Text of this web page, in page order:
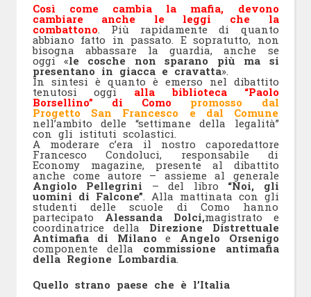
Così come cambia la mafia, devono
cambiare anche le leggi che la
combattono . Più rapidamente di quanto
abbiano fatto in passato. E sopratutto, non
bisogna abbassare la guardia, anche se
oggi «le cosche non sparano più ma si
presentano in giacca e cravatta».
In sintesi è quanto è emerso nel dibattito
tenutosi oggi alla biblioteca “Paolo
Borsellino” di Como promosso dal
Progetto San Francesco e dal Comune
nell’ambito delle “settimane della legalità”
con gli istituti scolastici.
A moderare c’era il nostro caporedattore
Francesco Condoluci, responsabile di
Economy magazine, presente al dibattito
anche come autore – assieme al generale
Angiolo Pellegrini – del libro “Noi, gli
uomini di Falcone” . Alla mattinata con gli
studenti delle scuole di Como hanno
partecipato Alessanda Dolci,magistrato e
coordinatrice della Direzione Distrettuale
Antimafia di Milano e Angelo Orsenigo
componente della commissione antimafia
della Regione Lombardia.
Quello strano paese che è l’Italia